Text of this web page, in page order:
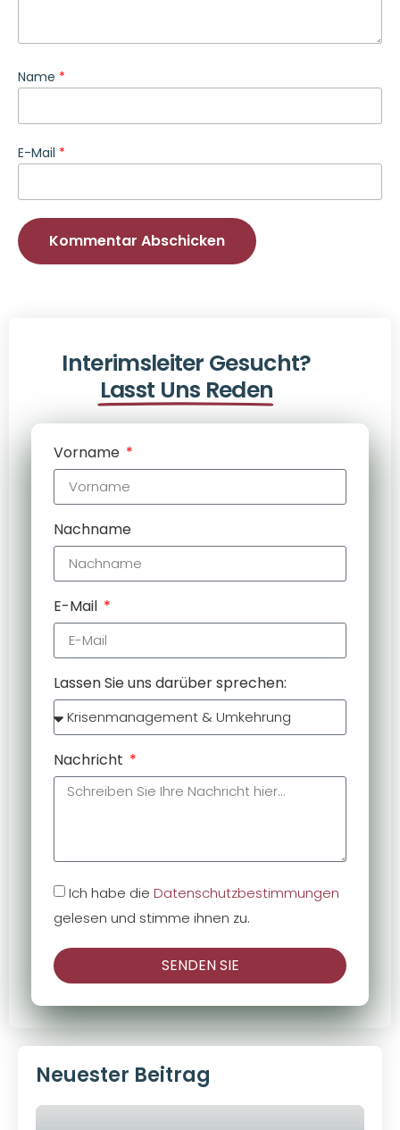
Name *
E-Mail *
Interimsleiter Gesucht?
Lasst Uns Reden
Vorname
Nachname
E-Mail
Lassen Sie uns darüber sprechen:
Nachricht
Ich habe die Datenschutzbestimmungen
gelesen und stimme ihnen zu.
SENDEN SIE
Neuester Beitrag